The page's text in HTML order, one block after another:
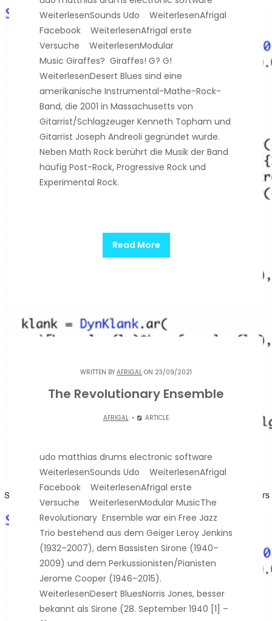
WeiterlesenSounds Udo WeiterlesenAfrigal
Facebook WeiterlesenAfrigal erste
Versuche WeiterlesenModular
Music Giraffes? Giraffes! G? G!
WeiterlesenDesert Blues sind eine
amerikanische Instrumental-Mathe-Rock-
Band, die 2001 in Massachusetts von
Gitarrist/Schlagzeuger Kenneth Topham und
Gitarrist Joseph Andreoli gegründet wurde.
Neben Math Rock berührt die Musik der Band
häufig Post-Rock, Progressive Rock und
Experimental Rock.
Read More
WRITTEN BY AFRIGAL ON 23/09/2021
The Revolutionary Ensemble
AFRIGAL ARTICLE
udo matthias drums electronic software
WeiterlesenSounds Udo WeiterlesenAfrigal
Facebook WeiterlesenAfrigal erste
Versuche WeiterlesenModular MusicThe
Revolutionary Ensemble war ein Free Jazz
Trio bestehend aus dem Geiger Leroy Jenkins
(1932–2007), dem Bassisten Sirone (1940–
2009) und dem Perkussionisten/Pianisten
Jerome Cooper (1946–2015).
WeiterlesenDesert BluesNorris Jones, besser
bekannt als Sirone (28. September 1940 [1] –